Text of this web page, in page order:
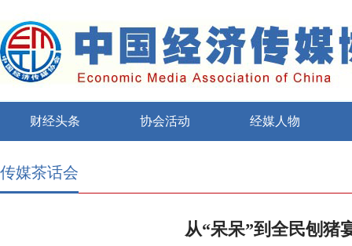
财经头条 协会活动 经媒人物
传媒茶话会
从“呆呆”到全民刨猪